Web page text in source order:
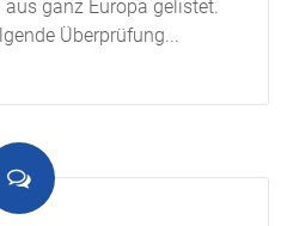
ganz Europa gelistet.
Überprüfung...